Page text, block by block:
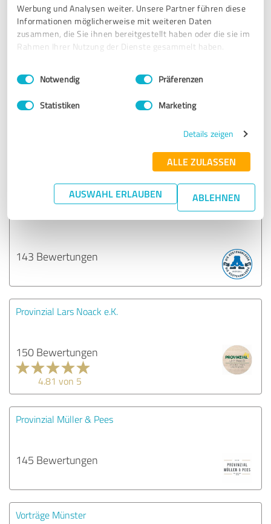
Werbung und Analysen weiter. Unsere Partner führen diese
Informationen möglicherweise mit weiteren Daten
zusammen, die Sie ihnen bereitgestellt haben oder die sie im
Rahmen Ihrer Nutzung der Dienste gesammelt haben.
Impressum Datenschutzbestimmungen
Einwilligungsauswahl
Notwendig Präferenzen
Statistiken Marketing
Details zeigen
ALLE ZULASSEN
AUSWAHL ERLAUBEN ABLEHNEN
Provinzial Rosema & Niecznik oHG
285 Bewertungen
4.89 von 5
143 Bewertungen
Provinzial Lars Noack e.K.
150 Bewertungen
4.81 von 5
Provinzial Müller & Pees
145 Bewertungen
Vorträge Münster